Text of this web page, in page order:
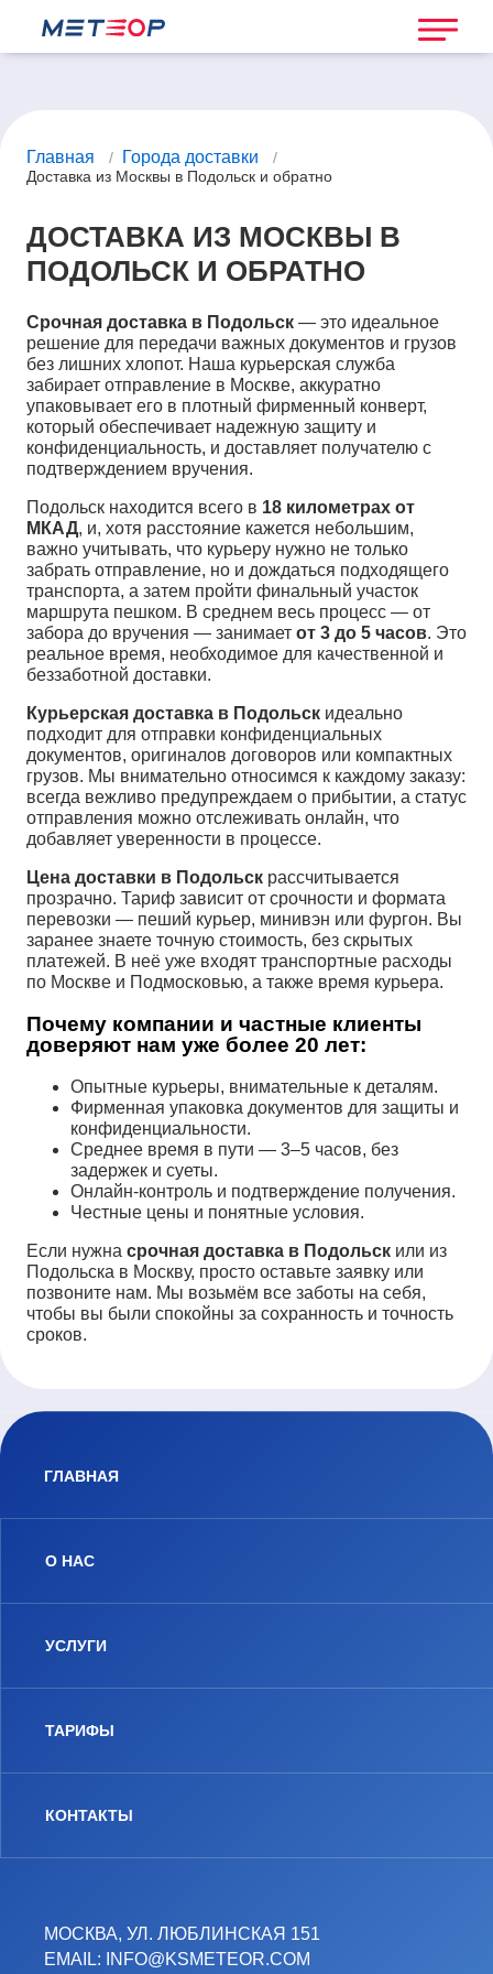
Главная / Города доставки
/
Доставка из Москвы в Подольск и обратно
ДОСТАВКА ИЗ МОСКВЫ В
ПОДОЛЬСК И ОБРАТНО
Срочная доставка в Подольск — это идеальное
решение для передачи важных документов и грузов
без лишних хлопот. Наша курьерская служба
забирает отправление в Москве, аккуратно
упаковывает его в плотный фирменный конверт,
который обеспечивает надежную защиту и
конфиденциальность, и доставляет получателю с
подтверждением вручения.
Подольск находится всего в 18 километрах от
МКАД, и, хотя расстояние кажется небольшим,
важно учитывать, что курьеру нужно не только
забрать отправление, но и дождаться подходящего
транспорта, а затем пройти финальный участок
маршрута пешком. В среднем весь процесс — от
забора до вручения — занимает от 3 до 5 часов. Это
реальное время, необходимое для качественной и
беззаботной доставки.
Курьерская доставка в Подольск идеально
подходит для отправки конфиденциальных
документов, оригиналов договоров или компактных
грузов. Мы внимательно относимся к каждому заказу:
всегда вежливо предупреждаем о прибытии, а статус
отправления можно отслеживать онлайн, что
добавляет уверенности в процессе.
Цена доставки в Подольск рассчитывается
прозрачно. Тариф зависит от срочности и формата
перевозки — пеший курьер, минивэн или фургон. Вы
заранее знаете точную стоимость, без скрытых
платежей. В неё уже входят транспортные расходы
по Москве и Подмосковью, а также время курьера.
Почему компании и частные клиенты
доверяют нам уже более 20 лет:
Опытные курьеры, внимательные к деталям.
Фирменная упаковка документов для защиты и
конфиденциальности.
Среднее время в пути — 3–5 часов, без
задержек и суеты.
Онлайн-контроль и подтверждение получения.
Честные цены и понятные условия.
Если нужна срочная доставка в Подольск или из
Подольска в Москву, просто оставьте заявку или
позвоните нам. Мы возьмём все заботы на себя,
чтобы вы были спокойны за сохранность и точность
сроков.
МОСКВА, УЛ. ЛЮБЛИНСКАЯ 151
EMAIL: INFO@KSMETEOR.COM
ГЛАВНАЯ
О НАС
УСЛУГИ
ТАРИФЫ
КОНТАКТЫ